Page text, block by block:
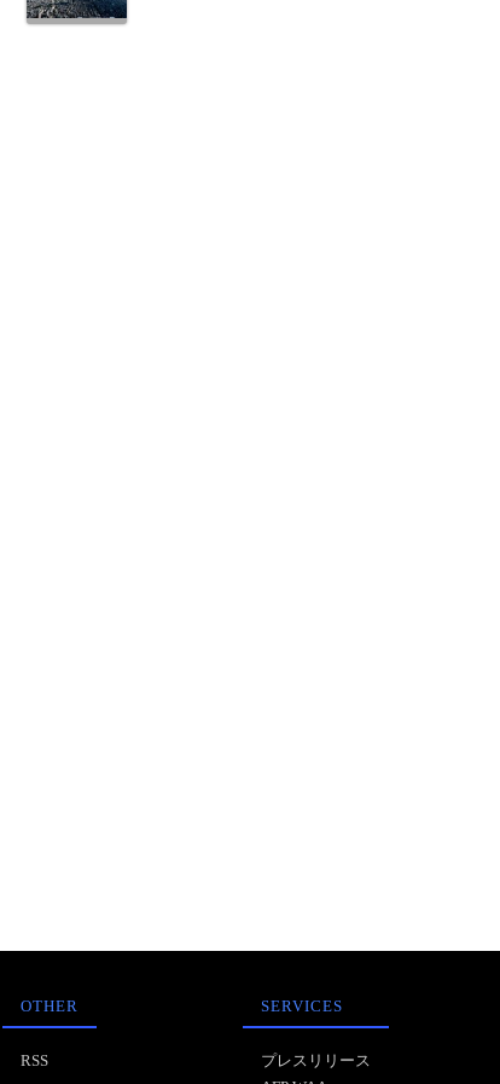
OTHER
RSS
SERVICES
プレスリリース